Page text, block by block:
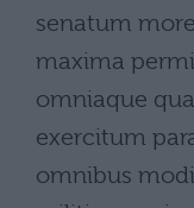
senatum
maxima
omniaque
exercitum
omnibus